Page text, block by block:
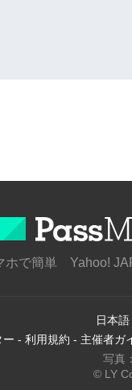
ホで簡単 Yahoo!
日本語
ー - 利用規約 - 主催者ガ
写真
© LY